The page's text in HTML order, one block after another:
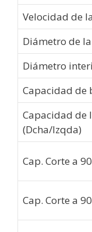
Velocidad de
Diámetro de
Diámetro
Capacidad de
Capacidad de
(Dcha/Izqda)
Cap. Corte a
Cap. Corte a